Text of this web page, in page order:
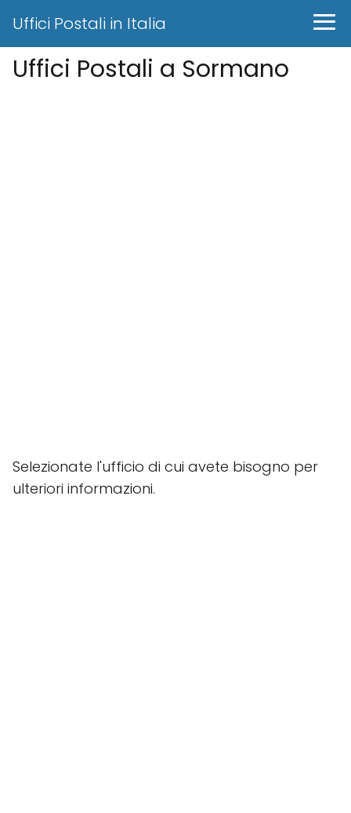
Uffici Postali in Italia
Uffici Postali a Sormano
Selezionate l'ufficio di cui avete bisogno per
ulteriori informazioni.